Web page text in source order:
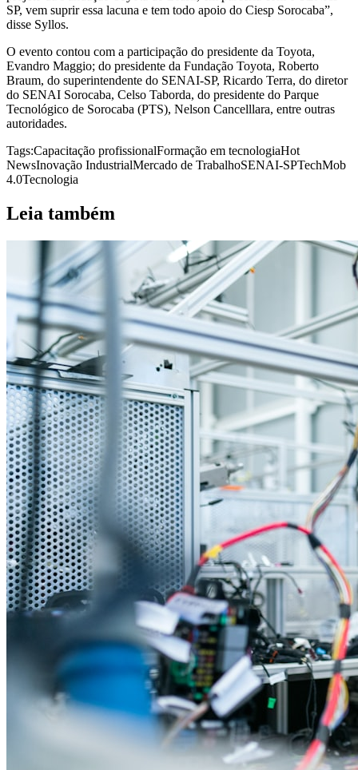
SP, vem suprir essa lacuna e tem todo apoio do Ciesp Sorocaba”,
disse Syllos.
O evento contou com a participação do presidente da Toyota,
Evandro Maggio; do presidente da Fundação Toyota, Roberto
Braum, do superintendente do SENAI-SP, Ricardo Terra, do diretor
do SENAI Sorocaba, Celso Taborda, do presidente do Parque
Tecnológico de Sorocaba (PTS), Nelson Cancelllara, entre outras
autoridades.
Tags:Capacitação profissionalFormação em tecnologiaHot
NewsInovação IndustrialMercado de TrabalhoSENAI-SPTechMob
4.0Tecnologia
Leia também